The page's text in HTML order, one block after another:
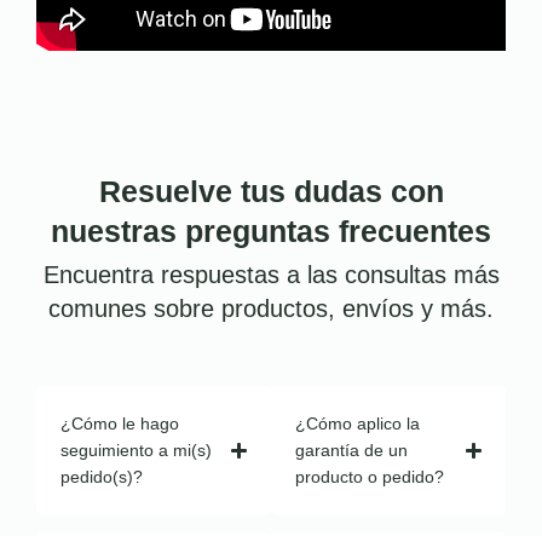
Resuelve tus dudas con
nuestras preguntas frecuentes
Encuentra respuestas a las consultas más
comunes sobre productos, envíos y más.
¿Cómo le hago
seguimiento a mi(s)
pedido(s)?
¿Cómo aplico la
garantía de un
producto o pedido?